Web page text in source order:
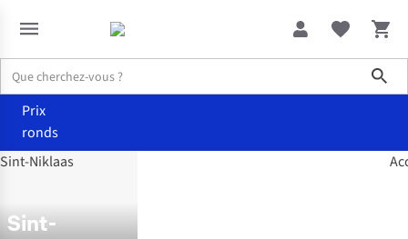
Prix
ronds
Magasins
Sint-